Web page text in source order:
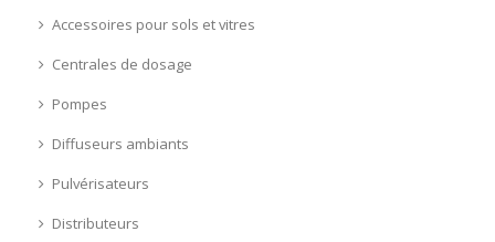
Accessoires pour sols et vitres
Centrales de dosage
Pompes
Diffuseurs ambiants
Pulvérisateurs
Distributeurs